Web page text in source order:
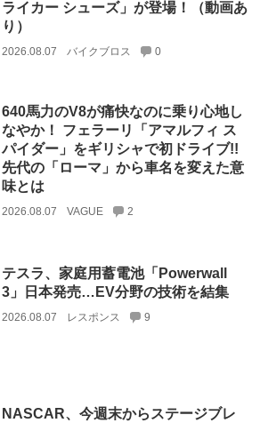
ライカー シューズ」が登場！（動画あ
り）
2026.08.07 バイクブロス 0
640馬力のV8が痛快なのに乗り心地し
なやか！ フェラーリ「アマルフィ ス
パイダー」をギリシャで初ドライブ!!
先代の「ローマ」から車名を変えた意
味とは
2026.08.07 VAGUE 2
テスラ、家庭用蓄電池「Powerwall
3」日本発売…EV分野の技術を結集
2026.08.07 レスポンス 9
NASCAR、今週末からステージブレ